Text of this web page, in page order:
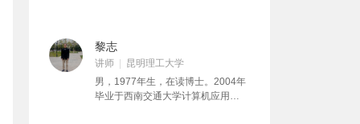
设计语言课程。拥有扎实的计算机
软件理论知识和丰富的工程经验，
书。任职以来潜心任教并参与教学
改革，曾获昆明理工大学中青年教
黎志
讲师
昆明理工大学
男，1977年生，在读博士。2004年
毕业于西南交通大学计算机应用技